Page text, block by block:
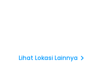
Lihat Lokasi Lainnya